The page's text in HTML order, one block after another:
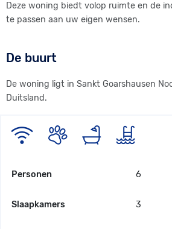
Deze woning biedt volop ruimte en de
te passen aan uw eigen wensen.
De buurt
De woning ligt in Sankt Goarshausen
Duitsland.
Personen 6
Slaapkamers 3